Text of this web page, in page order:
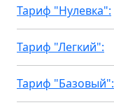
Тариф "Нулевка":
Тариф "Легкий":
Тариф "Базовый":